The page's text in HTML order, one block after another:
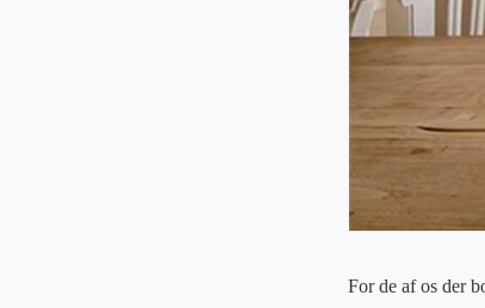
For de af os der